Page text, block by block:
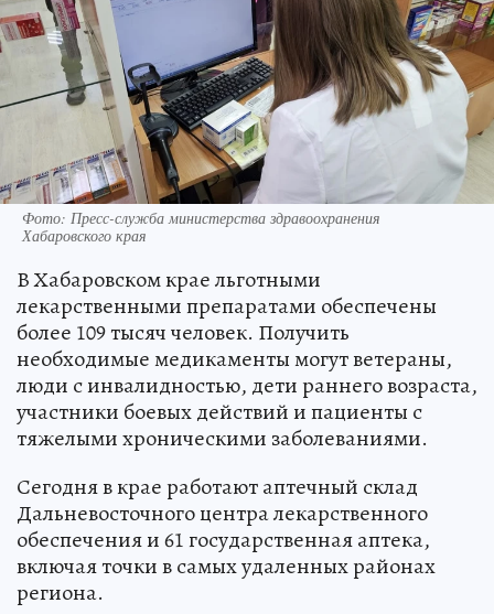
Фото: Пресс-служба министерства здравоохранения
Хабаровского края
В Хабаровском крае льготными
лекарственными препаратами обеспечены
более 109 тысяч человек. Получить
необходимые медикаменты могут ветераны,
люди с инвалидностью, дети раннего возраста,
участники боевых действий и пациенты с
тяжелыми хроническими заболеваниями.
Сегодня в крае работают аптечный склад
Дальневосточного центра лекарственного
обеспечения и 61 государственная аптека,
включая точки в самых удаленных районах
региона.